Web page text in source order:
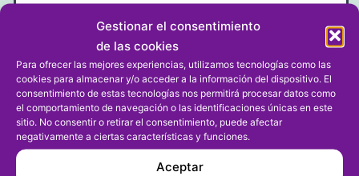
Gestionar el consentimiento
de las cookies
Para ofrecer las mejores experiencias, utilizamos tecnologías como las
cookies para almacenar y/o acceder a la información del dispositivo. El
consentimiento de estas tecnologías nos permitirá procesar datos como
el comportamiento de navegación o las identificaciones únicas en este
sitio. No consentir o retirar el consentimiento, puede afectar
negativamente a ciertas características y funciones.
Aceptar